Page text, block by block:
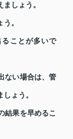
しょう。
。
ことが多いで
ない場合は、管
ょう。
結果を早めるこ